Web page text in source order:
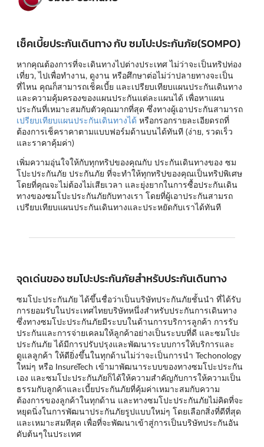
เช็คเบี้ยประกันเดินทาง กับ ซมโปะประกันภัย(SOMPO)
หากคุณต้องการที่จะเดินทางไปต่างประเทศ ไม่ว่าจะเป็นทริปท่อง
เที่ยว, ไปเพื่อทำงาน, ดูงาน หรือศึกษาต่อไม่ว่าปลายทางจะเป็น
ที่ไหน คุณก็สามารถเช็คเบี้ย และเปรียบเทียบแผนประกันเดินทาง
และความคุ้มครองของแผนประกันแต่ละแผนได้ เพื่อหาแผน
ประกันที่เหมาะสมกับตัวคุณมากที่สุด ซึ่งทางผู้เอาประกันสามารถ
เปรียบเทียบแผนประกันเดินทางได้ หรือกรอกรายละเอียดรถที่
ต้องการเช็คราคาตามแบบฟอร์มด้านบนได้ทันที (ง่าย, รวดเร็ว
และราคาคุ้มค่า)
เพิ่มความอุ่นใจให้กับทุกทริปของคุณกับ ประกันเดินทางของ ซม
โปะประกันภัย ประกันภัย ที่จะทำให้ทุกทริปของคุณเป็นทริปพิเศษ
โดยที่คุณจะไม่ต้องไม่เสียเวลา และยุ่งยากในการซื้อประกันเดิน
ทางของซมโปะประกันภัยกับทางเรา โดยที่ผู้เอาประกันสามรถ
เปรียบเทียบแผนประกันเดินทางและประหยัดกับเราได้ทันที
จุดเด่นของ ซมโปะประกันภัยสำหรับประกันเดินทาง
ซมโปะประกันภัย ได้ขึ้นชื่อว่าเป็นบริษัทประกันภัยชั้นนำ ที่ได้รับ
การยอมรับในประเทศไทยบริษัทหนึ่งสำหรับประกันการเดินทาง
ซึ่งทางซมโปะประกันภัยมีระบบในด้านการบริการลูกค้า การรับ
ประกันและการจ่ายเคลมให้ลูกค้าอย่างเป็นระบบที่ดี และซมโปะ
ประกันภัย ได้มีการปรับปรุงและพัฒนาระบบการให้บริการและ
ดูแลลูกค้า ให้ดียิ่งขึ้นในทุกด้านไม่ว่าจะเป็นการนำ Techonology
ใหม่ๆ หรือ InsureTech เข้ามาพัฒนาระบบของทางซมโปะประกัน
เอง และซมโปะประกันภัยก็ได้ให้ความสำคัญกับการให้ความเป็น
ธรรมกับลูกค้าและเบี้ยประกันภัยที่คุ้มค่าเหมาะสมกับความ
ต้องการของลูกค้าในทุกด้าน และทางซมโปะประกันภัยไม่คิดที่จะ
หยุดนิ่งในการพัฒนาประกันภัยรูปแบบใหม่ๆ โดยเลือกสิ่งที่ดีที่สุด
และเหมาะสมทีสุด เพื่อที่จะพัฒนาเข้าสู่การเป็นบริษัทประกันอัน
ดับต้นๆในประเทศ